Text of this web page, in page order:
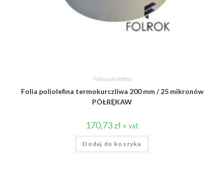
Folia poliolefina
Folia poliolefina termokurczliwa 200 mm / 25 mikronów
PÓŁRĘKAW
170,73zł + vat
Dodaj do koszyka